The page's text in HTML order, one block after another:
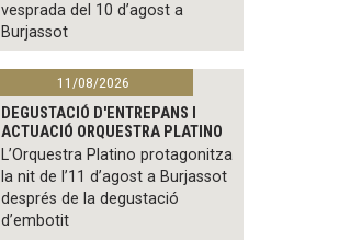
vesprada del 10 d’agost a
Burjassot
11/08/2026
DEGUSTACIÓ D'ENTREPANS I
ACTUACIÓ ORQUESTRA PLATINO
L’Orquestra Platino protagonitza
la nit de l’11 d’agost a Burjassot
després de la degustació
d’embotit